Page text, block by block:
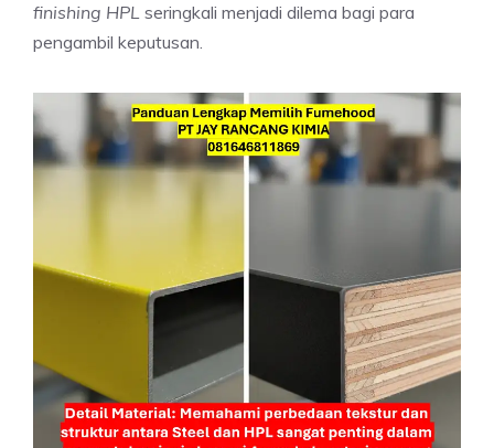
finishing HPL seringkali menjadi dilema bagi para
pengambil keputusan.